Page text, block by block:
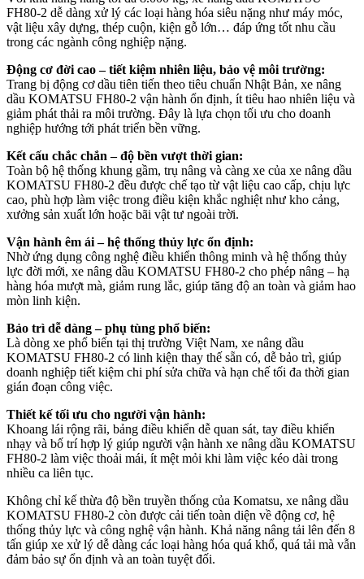
FH80-2 dễ dàng xử lý các loại hàng hóa siêu nặng như máy móc,
vật liệu xây dựng, thép cuộn, kiện gỗ lớn… đáp ứng tốt nhu cầu
trong các ngành công nghiệp nặng.
Động cơ đời cao – tiết kiệm nhiên liệu, bảo vệ môi trường:
Trang bị động cơ dầu tiên tiến theo tiêu chuẩn Nhật Bản, xe nâng
dầu KOMATSU FH80-2 vận hành ổn định, ít tiêu hao nhiên liệu và
giảm phát thải ra môi trường. Đây là lựa chọn tối ưu cho doanh
nghiệp hướng tới phát triển bền vững.
Kết cấu chắc chắn – độ bền vượt thời gian:
Toàn bộ hệ thống khung gầm, trụ nâng và càng xe của xe nâng dầu
KOMATSU FH80-2 đều được chế tạo từ vật liệu cao cấp, chịu lực
cao, phù hợp làm việc trong điều kiện khắc nghiệt như kho cảng,
xưởng sản xuất lớn hoặc bãi vật tư ngoài trời.
Vận hành êm ái – hệ thống thủy lực ổn định:
Nhờ ứng dụng công nghệ điều khiển thông minh và hệ thống thủy
lực đời mới, xe nâng dầu KOMATSU FH80-2 cho phép nâng – hạ
hàng hóa mượt mà, giảm rung lắc, giúp tăng độ an toàn và giảm hao
mòn linh kiện.
Bảo trì dễ dàng – phụ tùng phổ biến:
Là dòng xe phổ biến tại thị trường Việt Nam, xe nâng dầu
KOMATSU FH80-2 có linh kiện thay thế sẵn có, dễ bảo trì, giúp
doanh nghiệp tiết kiệm chi phí sửa chữa và hạn chế tối đa thời gian
gián đoạn công việc.
Thiết kế tối ưu cho người vận hành:
Khoang lái rộng rãi, bảng điều khiển dễ quan sát, tay điều khiển
nhạy và bố trí hợp lý giúp người vận hành xe nâng dầu KOMATSU
FH80-2 làm việc thoải mái, ít mệt mỏi khi làm việc kéo dài trong
nhiều ca liên tục.
Không chỉ kế thừa độ bền truyền thống của Komatsu, xe nâng dầu
KOMATSU FH80-2 còn được cải tiến toàn diện về động cơ, hệ
thống thủy lực và công nghệ vận hành. Khả năng nâng tải lên đến 8
tấn giúp xe xử lý dễ dàng các loại hàng hóa quá khổ, quá tải mà vẫn
đảm bảo sự ổn định và an toàn tuyệt đối.